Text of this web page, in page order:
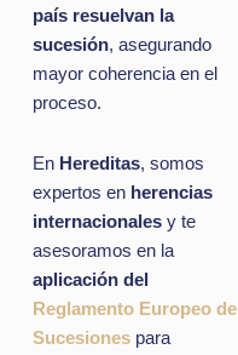
país resuelvan la
sucesión, asegurando
mayor coherencia en el
proceso.
En Hereditas, somos
expertos en herencias
internacionalesy te
asesoramos en la
aplicación del
Reglamento Europeo de
Sucesionespara